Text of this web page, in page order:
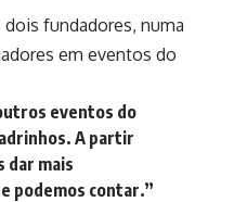
fundadores, numa
em eventos do
eventos do
A partir
dar mais
podemos contar.”